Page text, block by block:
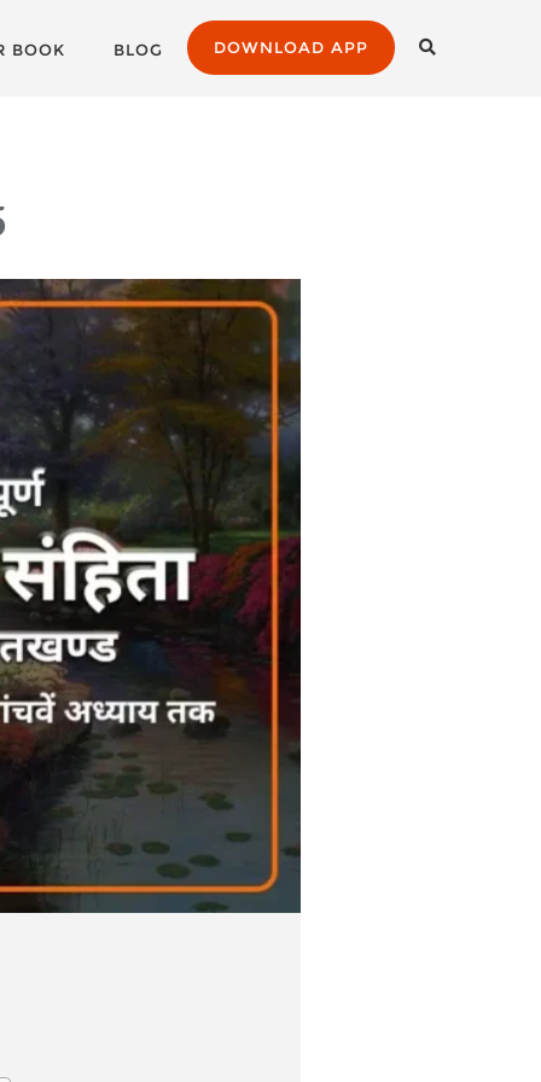
BOOK BLOG DOWNLOAD APP